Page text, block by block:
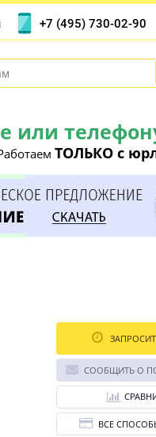
или
ТОЛЬКО с
+7 (495) 730-02-90
СООБЩИТЬ О
ВСЕ